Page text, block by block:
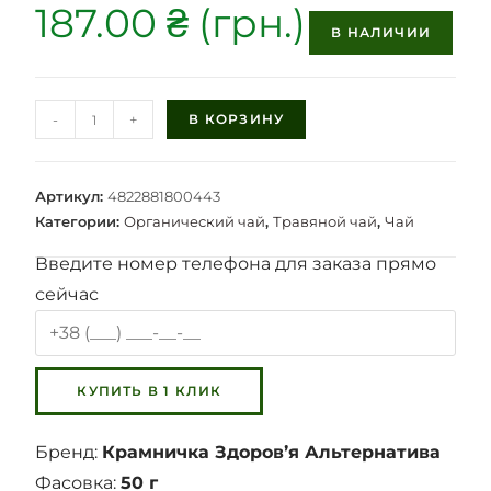
187.00₴ В НАЛИЧИИ
- + В КОРЗИНУ
Артикул:4822881800443
Категории:Органический чай,Травяной чай,Чай
Введите номер телефона для заказа прямо
сейчас
Бренд: Крамничка Здоровʼя Альтернатива
Фасовка:50 г